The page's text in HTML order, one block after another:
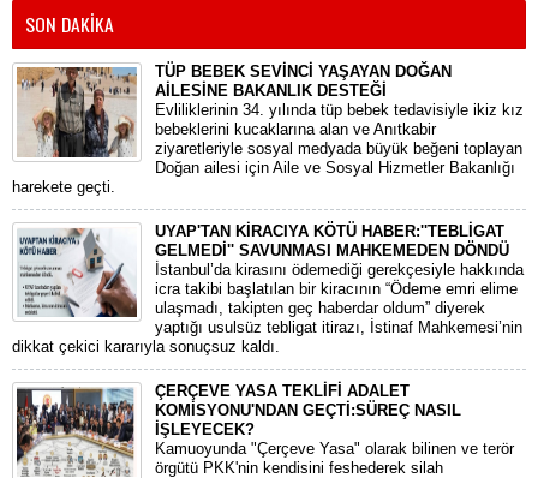
SON DAKİKA
TÜP BEBEK SEVİNCİ YAŞAYAN DOĞAN
AİLESİNE BAKANLIK DESTEĞİ
​Evliliklerinin 34. yılında tüp bebek tedavisiyle ikiz kız
bebeklerini kucaklarına alan ve Anıtkabir
ziyaretleriyle sosyal medyada büyük beğeni toplayan
Doğan ailesi için Aile ve Sosyal Hizmetler Bakanlığı
harekete geçti.
UYAP'TAN KİRACIYA KÖTÜ HABER:''TEBLİGAT
GELMEDİ'' SAVUNMASI MAHKEMEDEN DÖNDÜ
​İstanbul’da kirasını ödemediği gerekçesiyle hakkında
icra takibi başlatılan bir kiracının “Ödeme emri elime
ulaşmadı, takipten geç haberdar oldum” diyerek
yaptığı usulsüz tebligat itirazı, İstinaf Mahkemesi’nin
dikkat çekici kararıyla sonuçsuz kaldı.
ÇERÇEVE YASA TEKLİFİ ADALET
KOMİSYONU'NDAN GEÇTİ:SÜREÇ NASIL
İŞLEYECEK?
​Kamuoyunda "Çerçeve Yasa" olarak bilinen ve terör
örgütü PKK'nin kendisini feshederek silah